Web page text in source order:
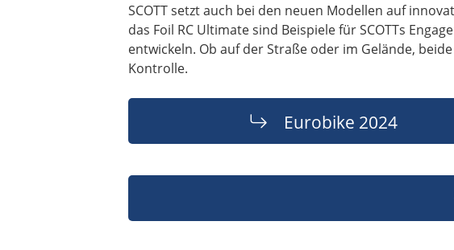
SCOTT setzt auch bei den neuen Modellen auf
das Foil RC Ultimate sind Beispiele für SCOTTs
entwickeln. Ob auf der Straße oder im Gelände,
Kontrolle.
Eurobike 2024